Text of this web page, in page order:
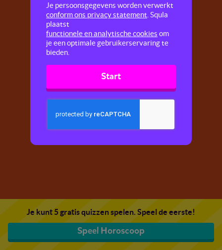
Je kunt 5 gratis quizzen spelen. Speel de eerste!
Speel Horoscoop
Je persoonsgegevens worden verwerkt
conform ons privacy statement . Squla
plaatst
functionele en analytische cookies om
je een optimale gebruikerservaring te
bieden.
Start